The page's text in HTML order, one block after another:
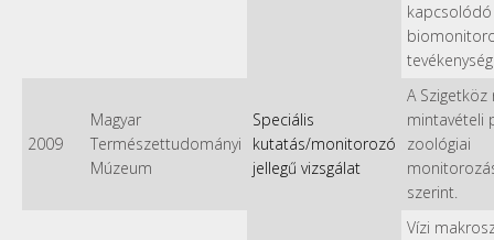
kapcsolódó
2009
Magyar
Természettudományi
Múzeum
Speciális
kutatás/monitorozó
jellegű vizsgálat
A Szigetköz
mintavételi
zoológiai
szerint.
Vízi